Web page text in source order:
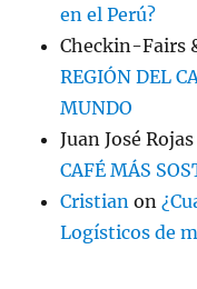
en el Perú?
Checkin-Fairs
REGIÓN DEL
MUNDO
Juan José Rojas
CAFÉ MÁS
Cristian on
Logísticos de